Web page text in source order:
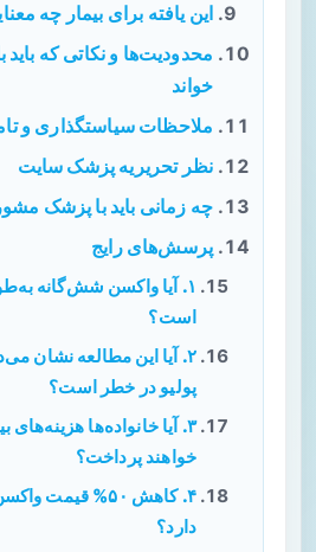
این یافته برای بیمار چه
محدودیت‌ها و نکاتی که باید
خواند
ملاحظات سیاستگذاری و
نظر تحریریه پزشک سایت
چه زمانی باید با پزشک
پرسش‌های رایج
۱. آیا واکسن شش‌گانه
است؟
۲. آیا این مطالعه نشان
پولیو در خطر است؟
۳. آیا خانواده‌ها هزینه‌های
خواهند پرداخت؟
۴. کاهش ۵۰% قیمت
دارد؟